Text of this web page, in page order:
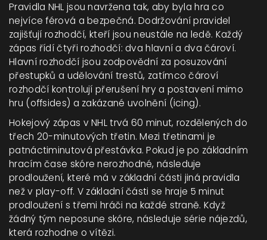
Pravidla NHL jsou navržena tak, aby byla hra co
nejvíce férová a bezpečná. Dodržování pravidel
zajišťují rozhodčí, kteří jsou neustále na ledě. Každý
zápas řídí čtyři rozhodčí: dva hlavní a dva čároví.
Hlavní rozhodčí jsou zodpovědní za posuzování
přestupků a udělování trestů, zatímco čároví
rozhodčí kontrolují přerušení hry a postavení mimo
hru (offsides) a zakázané uvolnění (icing).
Hokejový zápas v NHL trvá 60 minut, rozdělených do
třech 20-minutových třetin. Mezi třetinami je
patnáctiminutová přestávka. Pokud je po základním
hracím čase skóre nerozhodné, následuje
prodloužení, které má v základní části jiná pravidla
než v play-off. V základní části se hraje 5 minut
prodloužení s třemi hráči na každé straně. Když
žádný tým neposune skóre, následuje série nájezdů,
která rozhodne o vítězi.